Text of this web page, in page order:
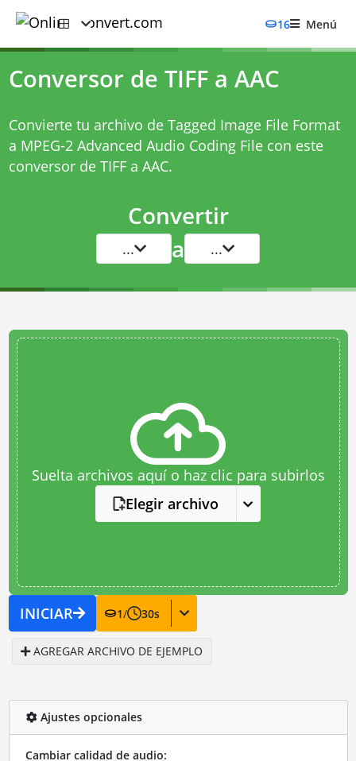
16 Menú
Conversor de TIFF a AAC
Convierte tu archivo de Tagged Image File Format
a MPEG-2 Advanced Audio Coding File con este
conversor de TIFF a AAC.
Convertir
... a ...
Suelta archivos aquí o haz clic para subirlos
Elegir archivo
INICIAR 1/ 30s
AGREGAR ARCHIVO DE EJEMPLO
Ajustes opcionales
Cambiar calidad de audio: